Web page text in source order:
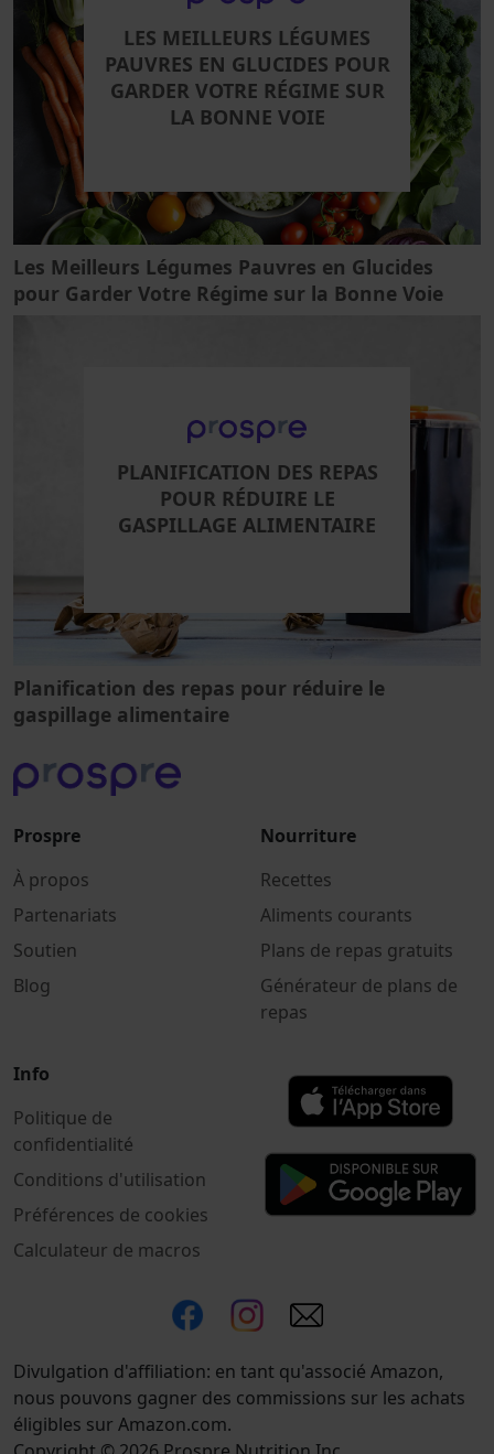
LES MEILLEURS LÉGUMES
PAUVRES EN GLUCIDES POUR
GARDER VOTRE RÉGIME SUR
LA BONNE VOIE
Les Meilleurs Légumes Pauvres en Glucides
pour Garder Votre Régime sur la Bonne Voie
PLANIFICATION DES REPAS
POUR RÉDUIRE LE
GASPILLAGE ALIMENTAIRE
Planification des repas pour réduire le
gaspillage alimentaire
Prospre
À propos
Partenariats
Soutien
Blog
Nourriture
Recettes
Aliments courants
Plans de repas gratuits
Générateur de plans de
repas
Info
Politique de
confidentialité
Conditions d'utilisation
Préférences de cookies
Calculateur de macros
Divulgation d'affiliation: en tant qu'associé Amazon,
nous pouvons gagner des commissions sur les achats
éligibles sur Amazon.com.